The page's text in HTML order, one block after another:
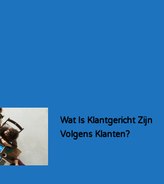
Wat Is Klantgericht Zijn
Volgens Klanten?